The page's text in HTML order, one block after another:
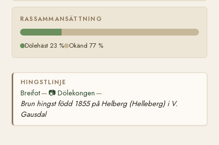
RASSAMMANSÄTTNING
Dölehäst 23 % Okänd 77 %
HINGSTLINJE
Breifot— 📷Dölekongen —
Brun hingst född 1855 på Helberg (Helleberg) i V.
Gausdal